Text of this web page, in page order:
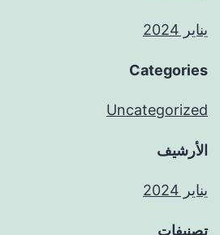
يناير 2024
Categories
Uncategorized
الأرشيف
يناير 2024
تصنيفات